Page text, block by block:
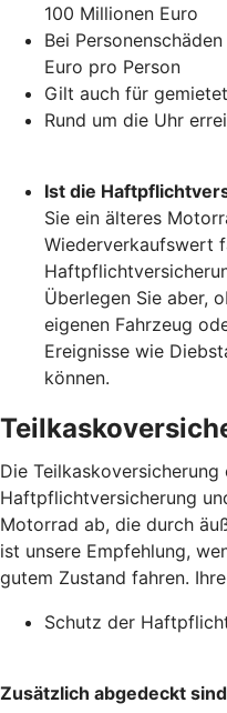
100 Millionen Euro
Bei
Euro pro Person
Gilt auch für
Rund um die Uhr
Ist die
Sie ein älteres
Wiederverkaufswert
Überlegen Sie aber,
eigenen Fahrzeug
Ereignisse wie
können.
Die
Haftpflichtversicherung
Motorrad ab, die durch
ist unsere Empfehlung,
gutem Zustand fahren.
Schutz der
Zusätzlich abgedeckt